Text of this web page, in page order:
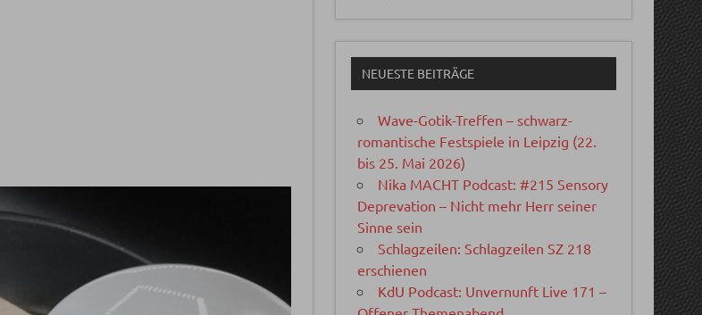
NEUESTE BEITRÄGE
Wave-Gotik-Treffen – schwarz-
romantische Festspiele in Leipzig (22.
bis 25. Mai 2026)
Nika MACHT Podcast: #215 Sensory
Deprevation – Nicht mehr Herr seiner
Sinne sein
Schlagzeilen: Schlagzeilen SZ 218
erschienen
KdU Podcast: Unvernunft Live 171 –